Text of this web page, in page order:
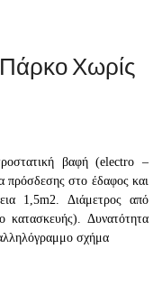
Χωρίς
βαφή (electro –
στο έδαφος και
1,5m2. Διάμετρος από
Δυνατότητα
σχήμα